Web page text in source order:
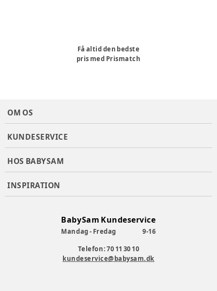
Få altid den bedste
pris med Prismatch
OM OS
KUNDESERVICE
HOS BABYSAM
INSPIRATION
BabySam Kundeservice
Mandag - Fredag
9-16
Telefon: 70 11 30 10
kundeservice@babysam.dk